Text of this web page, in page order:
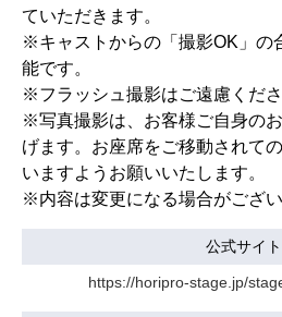
ていただきます。
※キャストからの「撮影OK」の
能です。
※フラッシュ撮影はご遠慮くださ
※写真撮影は、お客様ご自身の
げます。お座席をご移動されて
いますようお願いいたします。
※内容は変更になる場合がござい
公式サイト
https://horipro-stage.jp/